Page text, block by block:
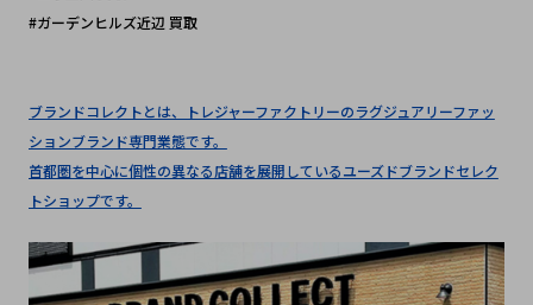
#ガーデンヒルズ近辺 買取
ブランドコレクトとは、トレジャーファクトリーのラグジュアリーファッ
ションブランド専門業態です。
首都圏を中心に個性の異なる店舗を展開しているユーズドブランドセレク
トショップです。